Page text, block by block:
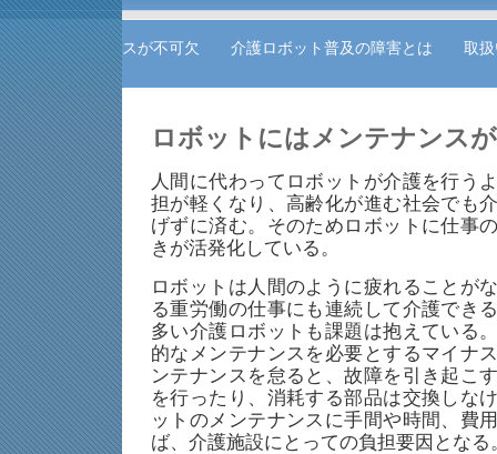
スが不可欠 介護ロボット普及の障害とは 取
ロボットにはメンテナンス
人間に代わってロボットが介護を行う
担が軽くなり、高齢化が進む社会でも
げずに済む。そのためロボットに仕事
きが活発化している。
ロボットは人間のように疲れることが
る重労働の仕事にも連続して介護でき
多い介護ロボットも課題は抱えている
的なメンテナンスを必要とするマイナ
ンテナンスを怠ると、故障を引き起こ
を行ったり、消耗する部品は交換しな
ットのメンテナンスに手間や時間、費
ば、介護施設にとっての負担要因となる